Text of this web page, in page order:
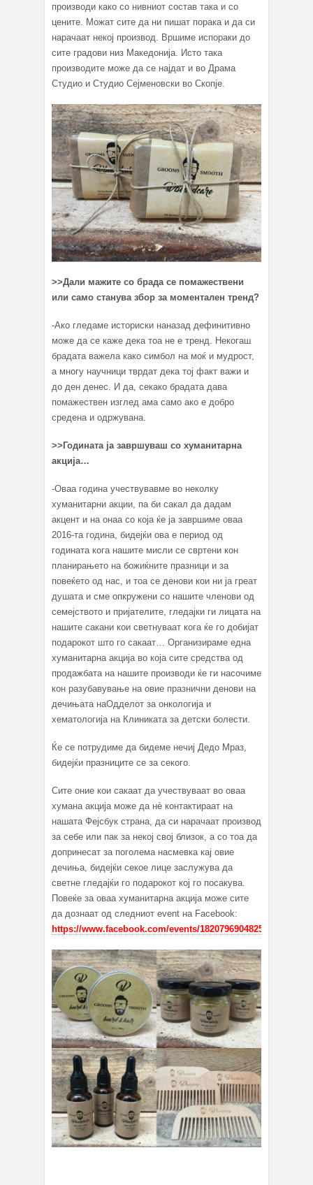
производи како со нивниот состав така и со
цените. Можат сите да ни пишат порака и да си
нарачаат некој производ. Вршиме испораки до
сите градови низ Македонија. Исто така
производите може да се најдат и во Драма
Студио и Студио Сејменовски во Скопје.
>>Дали мажите со брада се помажествени
или само станува збор за моментален тренд?
-Ако гледаме историски наназад дефинитивно
може да се каже дека тоа не е тренд. Некогаш
брадата важела како симбол на моќ и мудрост,
а многу научници тврдат дека тој факт важи и
до ден денес. И да, секако брадата дава
помажествен изглед ама само ако е добро
средена и одржувана.
>>Годината ја завршуваш со хуманитарна
акција…
-Оваа година учествувавме во неколку
хуманитарни акции, па би сакал да дадам
акцент и на онаа со која ќе ја завршиме оваа
2016-та година, бидејќи ова е период од
годината кога нашите мисли се свртени кон
планирањето на божиќните празници и за
повеќето од нас, и тоа се денови кои ни ја греат
душата и сме опкружени со нашите членови од
семејството и пријателите, гледајки ги лицата на
нашите сакани кои светнуваат кога ќе го добијат
подарокот што го сакаат… Организираме една
хуманитарна акција во која сите средства од
продажбата на нашите производи ќе ги насочиме
кон разубавување на овие празнични денови на
дечињата наОдделот за онкологија и
хематологија на Клиниката за детски болести.
Ќе се потрудиме да бидеме нечиј Дедо Мраз,
бидејќи празниците се за секого.
Сите оние кои сакаат да учествуваат во оваа
хумана акција може да нè контактираат на
нашата Фејсбук страна, да си нарачаат производ
за себе или пак за некој свој близок, а со тоа да
допринесат за поголема насмевка кај овие
дечиња, бидејќи секое лице заслужува да
светне гледајќи го подарокот кој го посакува.
Повеќе за оваа хуманитарна акција може сите
да дознаат од следниот event на Facebook:
https://www.facebook.com/events/1820796904825679/